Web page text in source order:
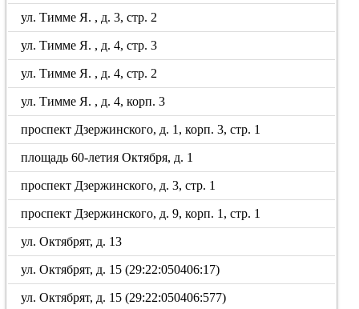
ул. Тимме Я. , д. 3, стр. 2
ул. Тимме Я. , д. 4, стр. 3
ул. Тимме Я. , д. 4, стр. 2
ул. Тимме Я. , д. 4, корп. 3
проспект Дзержинского, д. 1, корп. 3, стр. 1
площадь 60-летия Октября, д. 1
проспект Дзержинского, д. 3, стр. 1
проспект Дзержинского, д. 9, корп. 1, стр. 1
ул. Октябрят, д. 13
ул. Октябрят, д. 15 (29:22:050406:17)
ул. Октябрят, д. 15 (29:22:050406:577)